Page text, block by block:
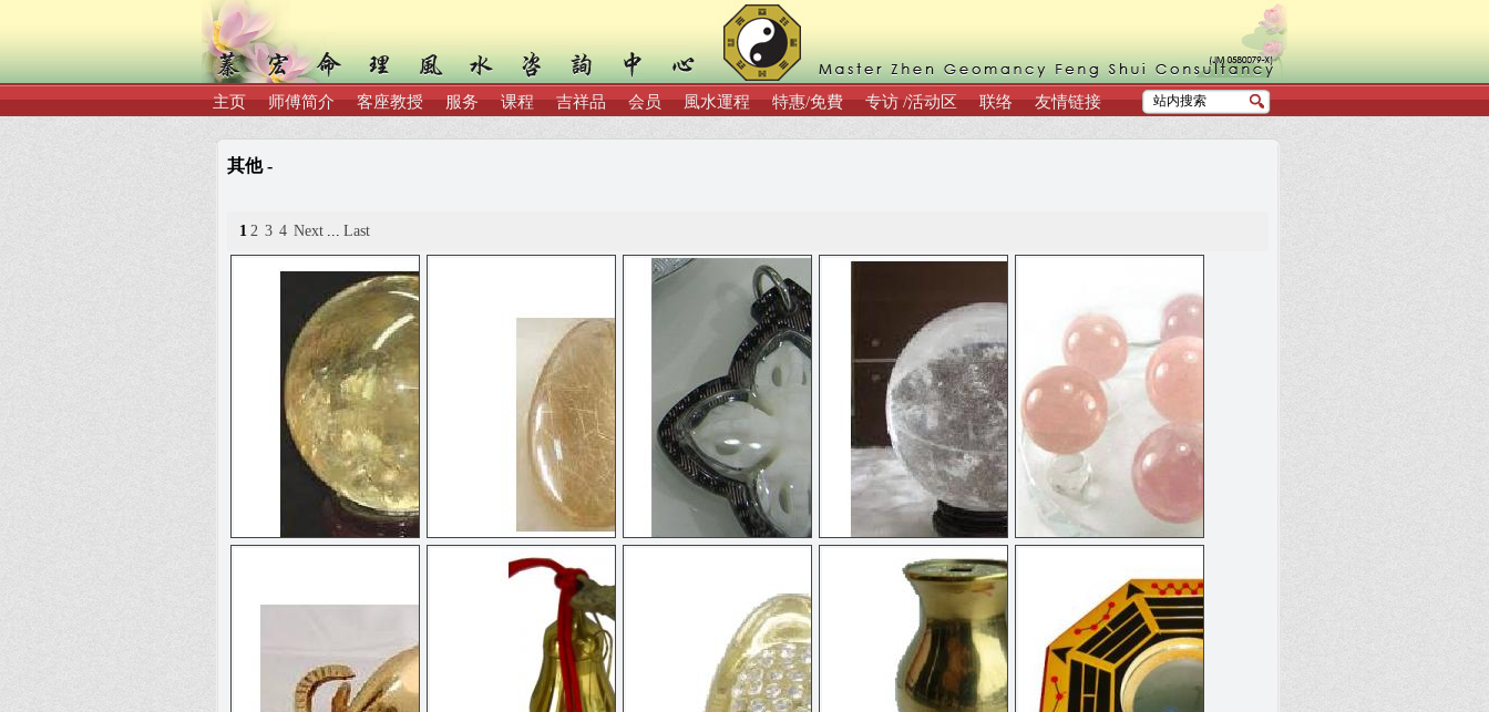
主页 师傅简介 客座教授 服务 课程 吉祥品 会员 風水運程 特惠/免費 专访 /活动区 联络 友情链接
其他 -
1 2 3 4 Next ... Last
黃水晶 白水晶 七星陣